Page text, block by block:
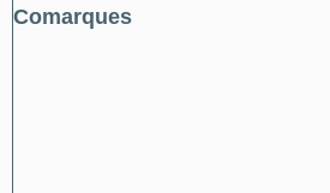
Comarques